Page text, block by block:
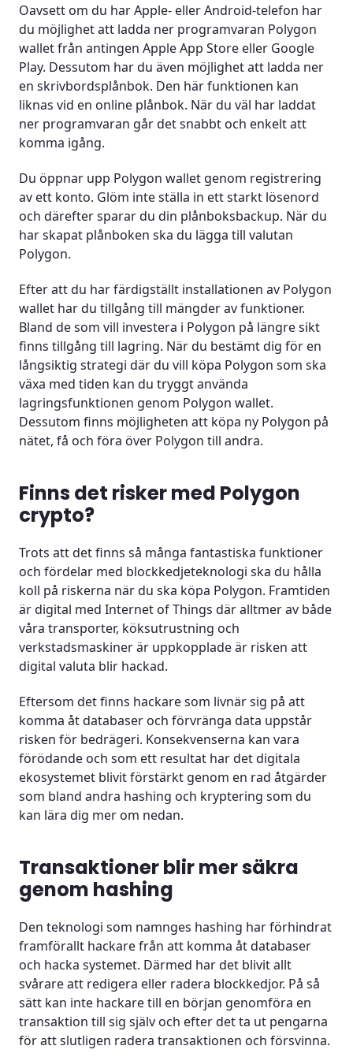
Oavsett om du har Apple- eller Android-telefon har
du möjlighet att ladda ner programvaran Polygon
wallet från antingen Apple App Store eller Google
Play. Dessutom har du även möjlighet att ladda ner
en skrivbordsplånbok. Den här funktionen kan
liknas vid en online plånbok. När du väl har laddat
ner programvaran går det snabbt och enkelt att
komma igång.
Du öppnar upp Polygon wallet genom registrering
av ett konto. Glöm inte ställa in ett starkt lösenord
och därefter sparar du din plånboksbackup. När du
har skapat plånboken ska du lägga till valutan
Polygon.
Efter att du har färdigställt installationen av Polygon
wallet har du tillgång till mängder av funktioner.
Bland de som vill investera i Polygon på längre sikt
finns tillgång till lagring. När du bestämt dig för en
långsiktig strategi där du vill köpa Polygon som ska
växa med tiden kan du tryggt använda
lagringsfunktionen genom Polygon wallet.
Dessutom finns möjligheten att köpa ny Polygon på
nätet, få och föra över Polygon till andra.
Finns det risker med Polygon
crypto?
Trots att det finns så många fantastiska funktioner
och fördelar med blockkedjeteknologi ska du hålla
koll på riskerna när du ska köpa Polygon. Framtiden
är digital med Internet of Things där alltmer av både
våra transporter, köksutrustning och
verkstadsmaskiner är uppkopplade är risken att
digital valuta blir hackad.
Eftersom det finns hackare som livnär sig på att
komma åt databaser och förvränga data uppstår
risken för bedrägeri. Konsekvenserna kan vara
förödande och som ett resultat har det digitala
ekosystemet blivit förstärkt genom en rad åtgärder
som bland andra hashing och kryptering som du
kan lära dig mer om nedan.
Transaktioner blir mer säkra
genom hashing
Den teknologi som namnges hashing har förhindrat
framförallt hackare från att komma åt databaser
och hacka systemet. Därmed har det blivit allt
svårare att redigera eller radera blockkedjor. På så
sätt kan inte hackare till en början genomföra en
transaktion till sig själv och efter det ta ut pengarna
för att slutligen radera transaktionen och försvinna.